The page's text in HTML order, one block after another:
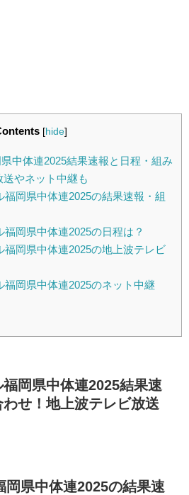
[hide]
中体連2025結果速報と日程・組み
やネット中継も
福岡県中体連2025の結果速報・組
岡県中体連2025の日程は？
岡県中体連2025の地上波テレビ
岡県中体連2025のネット中継
岡県中体連2025結果速
せ！地上波テレビ放送
岡県中体連2025の結果速